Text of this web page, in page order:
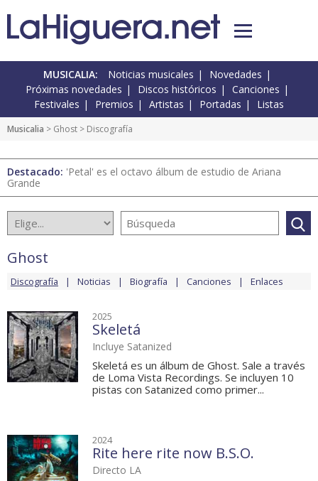
MUSICALIA: Noticias musicales
Novedades
Próximas novedades
Discos históricos
Canciones
Festivales
Premios Artistas Portadas Listas
Musicalia > Ghost > Discografía
Destacado: 'Petal' es el octavo álbum de estudio de Ariana
Grande
Ghost
Discografía Noticias Biografía Canciones Enlaces
2025
Skeletá
Incluye Satanized
Skeletá es un álbum de Ghost. Sale a través
de Loma Vista Recordings. Se incluyen 10
pistas con Satanized como primer...
2024
Rite here rite now B.S.O.
Directo LA